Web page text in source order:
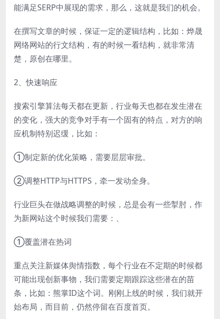
能满足SERP中展现的需求，那么，这就是我们的机会。
在撰写文章的时候，保证一定的逻辑结构，比如：烨晟
网络网站的行文结构，有的时候一看结构，就非常清
楚，原创在哪里。
2、快速响应
搜索引擎算法每天都在更新，行业每天也都在发生潜在
的变化，强大的竞争对手有一个固有的特点，对方的响
应机制特别迟缓，比如：
①制定新的优化策略，需要层层审批。
②调整HTTP与HTTPS，牵一发动全身。
行业巨头在做战略调整的时候，总是会有一些掣肘，作
为新网站这个时候我们需要：、
①覆盖潜在热词
重点关注新媒体舆情指数，每个行业在不定期的时候都
可能出现创新事物，我们需要定期跟踪这些潜在的苗
条，比如：熊掌ID这个词。刚刚上线的时候，我们就开
始布局，而目前，仍然停留在百度首页。